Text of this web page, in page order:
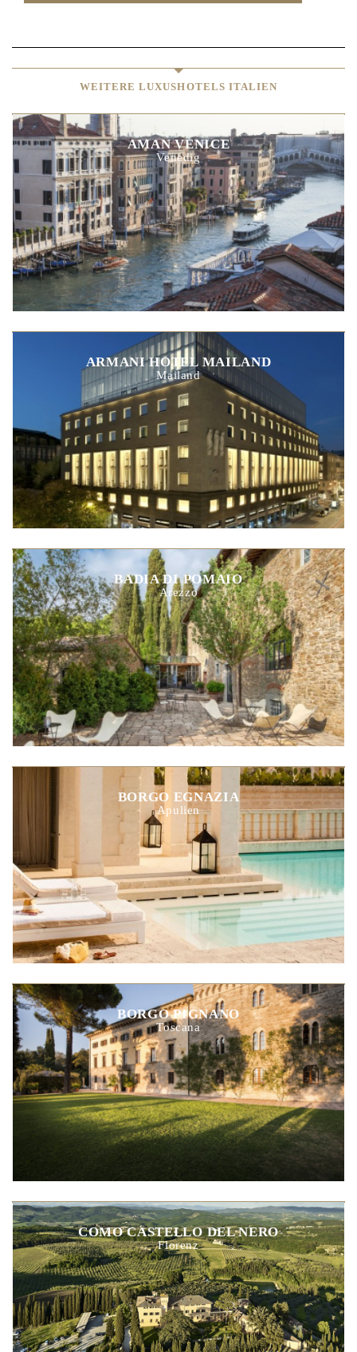
WEITERE LUXUSHOTELS ITALIEN
AMAN VENICE
Venedig
ARMANI HOTEL MAILAND
Mailand
BADIA DI POMAIO
Arezzo
BORGO EGNAZIA
Apulien
BORGO PIGNANO
Toscana
COMO CASTELLO DEL NERO
Florenz